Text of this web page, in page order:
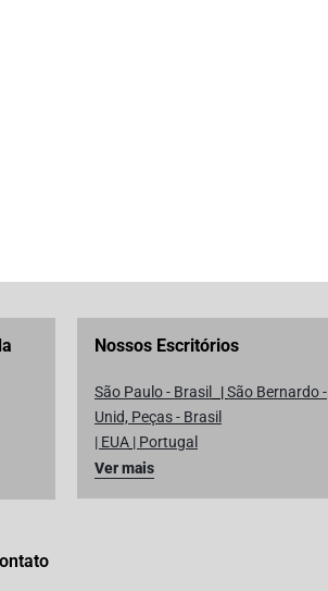
Nossos Escritórios
São Paulo - Brasil |São Bernardo -
Unid, Peças - Brasil
| EUA | Portugal
Ver mais